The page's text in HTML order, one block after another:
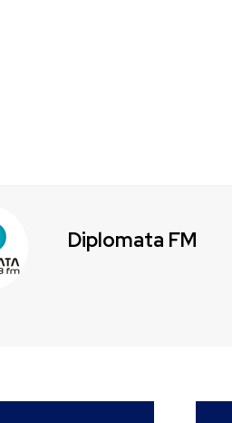
Diplomata FM